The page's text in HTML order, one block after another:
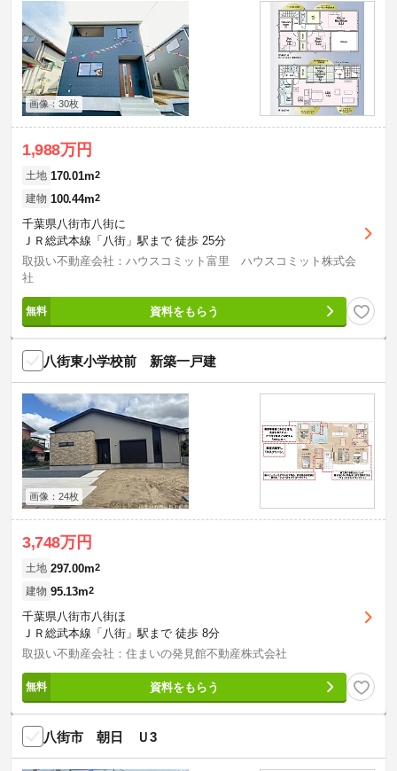
画像：30枚
1,988万円
土地 170.01m2
建物 100.44m2
千葉県八街市八街に
ＪＲ総武本線「八街」駅まで 徒歩 25分
取扱い不動産会社：ハウスコミット富里 ハウスコミット株式会
社
資料をもらう
八街東小学校前 新築一戸建
画像：24枚
3,748万円
土地 297.00m2
建物 95.13m2
千葉県八街市八街ほ
ＪＲ総武本線「八街」駅まで 徒歩 8分
取扱い不動産会社：住まいの発見館不動産株式会社
資料をもらう
八街市 朝日 Ｕ3